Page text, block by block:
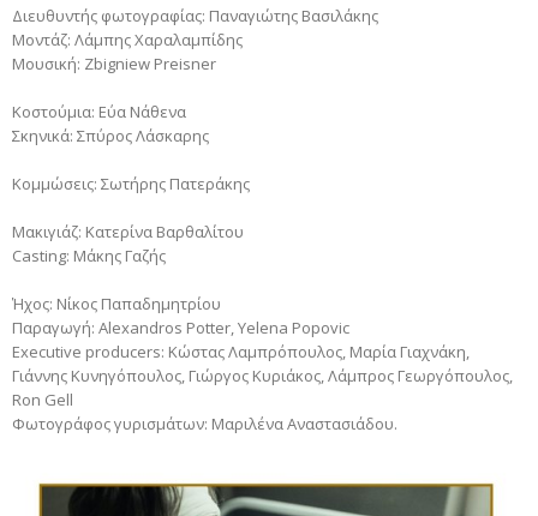
Διευθυντής φωτογραφίας: Παναγιώτης Βασιλάκης
Μοντάζ: Λάμπης Χαραλαμπίδης
Μουσική: Zbigniew Preisner
Κοστούμια: Εύα Νάθενα
Σκηνικά: Σπύρος Λάσκαρης
Κομμώσεις: Σωτήρης Πατεράκης
Μακιγιάζ: Κατερίνα Βαρθαλίτου
Casting: Μάκης Γαζής
Ήχος: Νίκος Παπαδημητρίου
Παραγωγή: Alexandros Potter, Yelena Popovic
Executive producers: Κώστας Λαμπρόπουλος, Μαρία Γιαχνάκη,
Γιάννης Κυνηγόπουλος, Γιώργος Κυριάκος, Λάμπρος Γεωργόπουλος,
Ron Gell
Φωτογράφος γυρισμάτων: Μαριλένα Αναστασιάδου.